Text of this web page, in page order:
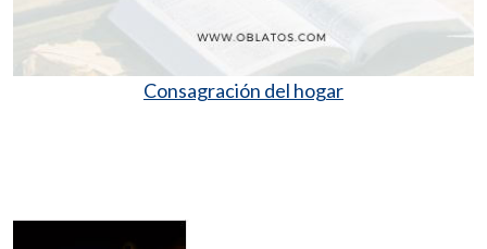
Consagración del hogar